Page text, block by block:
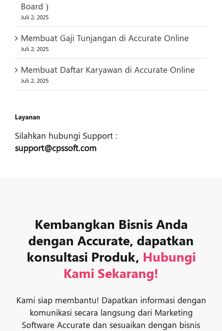
Board )
Juli 2, 2025
Membuat Gaji Tunjangan di Accurate Online
Juli 2, 2025
Membuat Daftar Karyawan di Accurate Online
Juli 2, 2025
Layanan
Silahkan hubungi Support :
support@cpssoft.com
Kembangkan Bisnis Anda
dengan Accurate, dapatkan
konsultasi Produk, Hubungi
Kami Sekarang!
Kami siap membantu! Dapatkan informasi dengan
komunikasi secara langsung dari Marketing
Software Accurate dan sesuaikan dengan bisnis